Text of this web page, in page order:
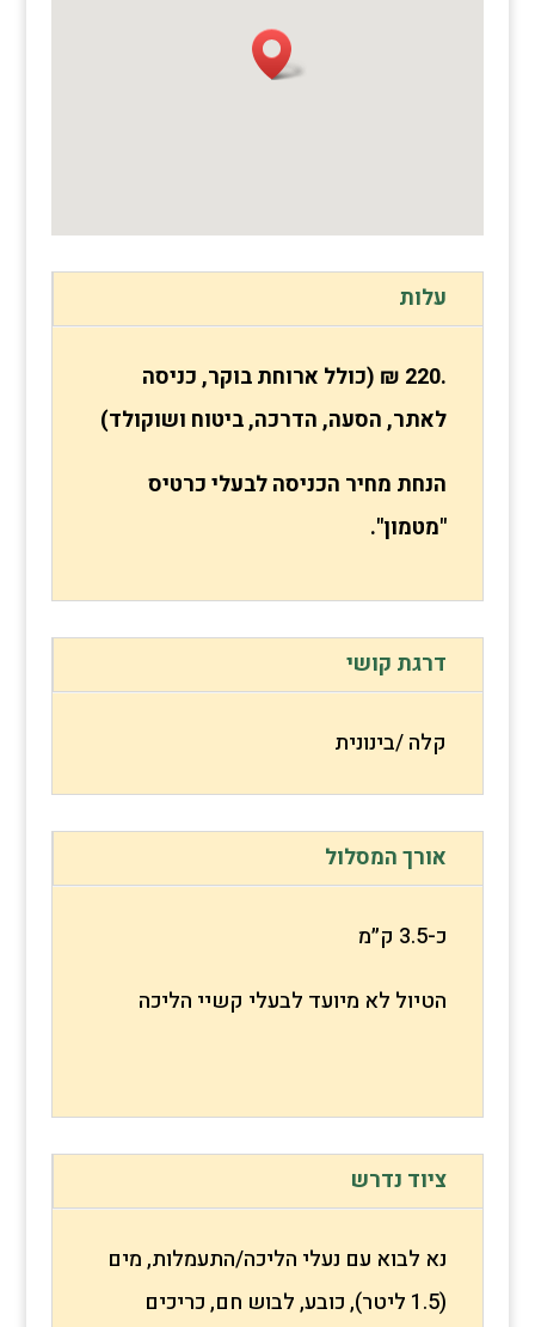
עלות
.220 ₪ (כולל ארוחת בוקר, כניסה
לאתר, הסעה, הדרכה, ביטוח ושוקולד)
הנחת מחיר הכניסה לבעלי כרטיס
"מטמון".
דרגת קושי
קלה /בינונית
אורך המסלול
כ-3.5 ק״מ
הטיול לא מיועד לבעלי קשיי הליכה
ציוד נדרש
נא לבוא עם נעלי הליכה/התעמלות, מים
(1.5 ליטר), כובע, לבוש חם, כריכים